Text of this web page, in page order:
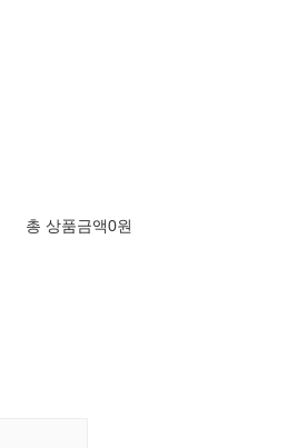
총 상품금액0원